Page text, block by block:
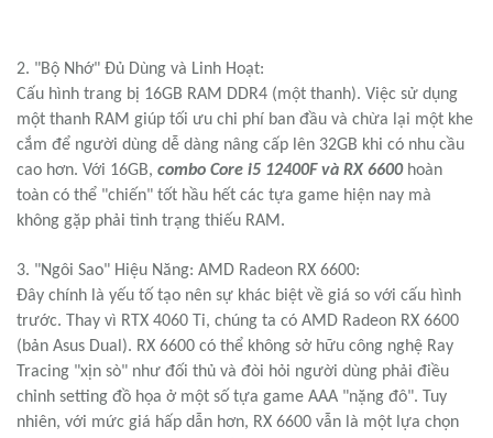
2. "Bộ Nhớ" Đủ Dùng và Linh Hoạt:
Cấu hình trang bị 16GB RAM DDR4 (một thanh). Việc sử dụng
một thanh RAM giúp tối ưu chi phí ban đầu và chừa lại một khe
cắm để người dùng dễ dàng nâng cấp lên 32GB khi có nhu cầu
cao hơn. Với 16GB, combo Core i5 12400Fvà RX 6600hoàn
toàn có thể "chiến" tốt hầu hết các tựa game hiện nay mà
không gặp phải tình trạng thiếu RAM.
3. "Ngôi Sao" Hiệu Năng: AMD Radeon RX 6600:
Đây chính là yếu tố tạo nên sự khác biệt về giá so với cấu hình
trước. Thay vì RTX 4060 Ti, chúng ta có AMD Radeon RX 6600
(bản Asus Dual). RX 6600 có thể không sở hữu công nghệ Ray
Tracing "xịn sò" như đối thủ và đòi hỏi người dùng phải điều
chỉnh setting đồ họa ở một số tựa game AAA "nặng đô". Tuy
nhiên, với mức giá hấp dẫn hơn, RX 6600 vẫn là một lựa chọn